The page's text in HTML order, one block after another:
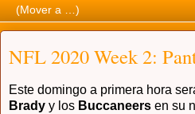
NFL 2020 Week 2:
Este domingo a primera hora
Brady y los Buccaneers en su